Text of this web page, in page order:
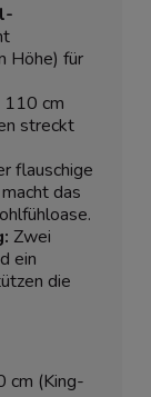
Höhe) für
110 cm
streckt
flauschige
das
Zwei
ein
die
cm (King-